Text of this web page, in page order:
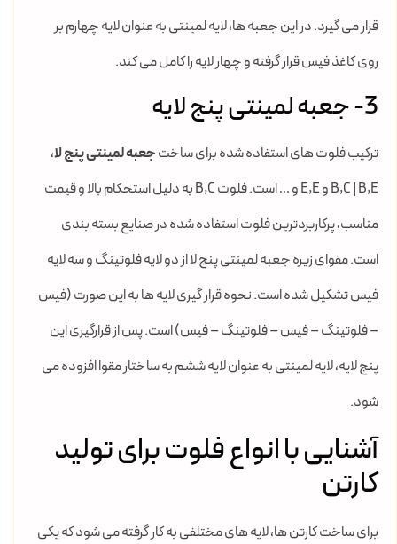
قرار می گیرد. در این جعبه ها، لایه لمینتی به عنوان لایه چهارم بر
روی کاغذ فیس قرار گرفته و چهار لایه را کامل می کند.
3- جعبه لمینتی پنج لایه
ترکیب فلوت های استفاده شده برای ساختجعبه لمینتی پنج لا،
B,C | B,E و E,E و … است. فلوت B,C به دلیل استحکام بالا و قیمت
مناسب، پرکاربردترین فلوت استفاده شده در صنایع بسته بندی
است. مقوای زیره جعبه لمینتی پنج لا از دو لایه فلوتینگ و سه لایه
فیس تشکیل شده است. نحوه قرار گیری لایه ها به این صورت (فیس
– فلوتینگ – فیس – فلوتینگ – فیس) است. پس از قرارگیری این
پنج لایه، لایه لمینتی به عنوان لایه ششم به ساختار مقوا افزوده می
شود.
آشنایی با انواع فلوت برای تولید
کارتن
برای ساخت کارتن ها، لایه های مختلفی به کار گرفته می شود که یکی